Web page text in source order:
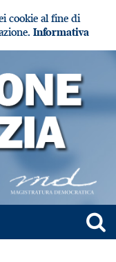
cookie al fine di
Informativa